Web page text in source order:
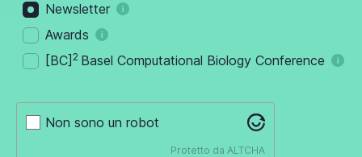
Newsletter
Awards
[BC] 2 Basel Computational Biology Conference
Non sono un robot
Protetto da ALTCHA